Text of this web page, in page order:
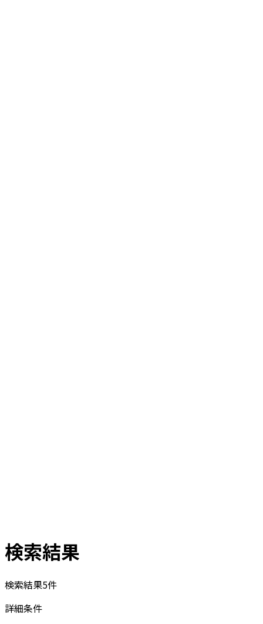
検索結果
検索結果5件
詳細条件